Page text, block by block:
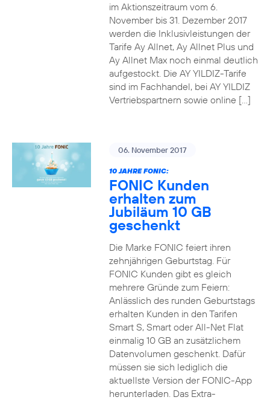
im Aktionszeitraum vom 6.
November bis 31. Dezember 2017
werden die Inklusivleistungen der
Tarife Ay Allnet, Ay Allnet Plus und
Ay Allnet Max noch einmal deutlich
aufgestockt. Die AY YILDIZ-Tarife
sind im Fachhandel, bei AY YILDIZ
Vertriebspartnern sowie online […]
06. November 2017
10 JAHRE FONIC:
FONIC Kunden
erhalten zum
Jubiläum 10 GB
geschenkt
Die Marke FONIC feiert ihren
zehnjährigen Geburtstag. Für
FONIC Kunden gibt es gleich
mehrere Gründe zum Feiern:
Anlässlich des runden Geburtstags
erhalten Kunden in den Tarifen
Smart S, Smart oder All-Net Flat
einmalig 10 GB an zusätzlichem
Datenvolumen geschenkt. Dafür
müssen sie sich lediglich die
aktuellste Version der FONIC-App
herunterladen. Das Extra-